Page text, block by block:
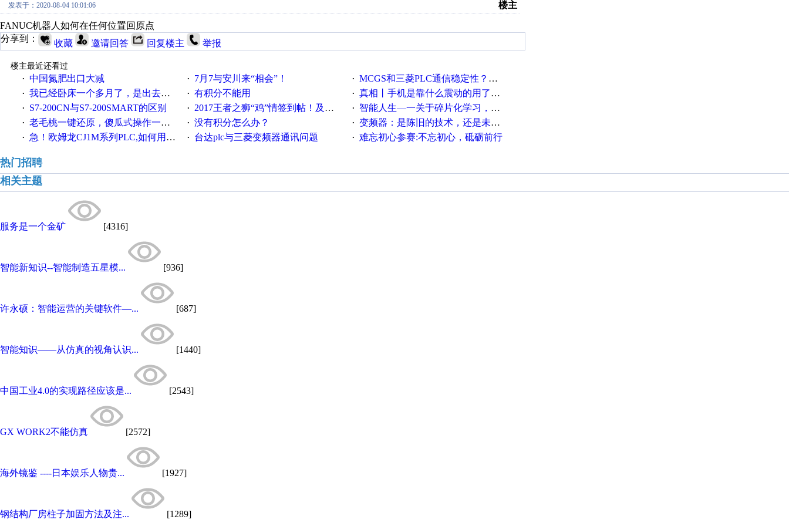
发表于：2020-08-04 10:01:06 楼主
FANUC机器人如何在任何位置回原点
分享到：
收藏 邀请回答 回复楼主 举报
楼主最近还看过
· 中国氮肥出口大减 · 7月7与安川来“相会”！ · MCGS和三菱PLC通信稳定性？？？
· 我已经卧床一个多月了，是出去安装机械手在高速遭遇车祸所致:大家工作都要特别注意啊 · 有积分不能用 · 真相丨手机是靠什么震动的用了这么多年才知道！
· S7-200CN与S7-200SMART的区别 · 2017王者之狮“鸡”情签到帖！及时更新在线研讨会预告 · 智能人生—一关于碎片化学习，看这一篇就够了！
· 老毛桃一键还原，傻瓜式操作一键轻松备份还原；程序为向导式安装，一键即可实现自动备份或还原系统。 · 没有积分怎么办？ · 变频器：是陈旧的技术，还是未来的幕后英雄？
· 急！欧姆龙CJ1M系列PLC,如何用时间控制变频器。要求时间在组态王中可以自由输入！拜托各位大神了！ · 台达plc与三菱变频器通讯问题 · 难忘初心参赛:不忘初心，砥砺前行
热门招聘
相关主题
服务是一个金矿 [4316]
智能新知识--智能制造五星模... [936]
许永硕：智能运营的关键软件—... [687]
智能知识——从仿真的视角认识... [1440]
中国工业4.0的实现路径应该是... [2543]
GX WORK2不能仿真 [2572]
海外镜鉴 ----日本娱乐人物贵... [1927]
钢结构厂房柱子加固方法及注... [1289]